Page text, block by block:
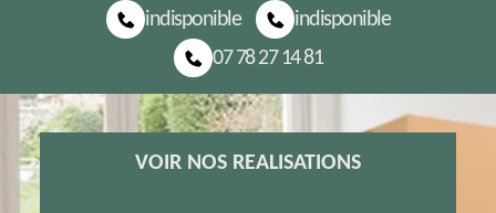
indisponible
indisponible
07 78 27 14 81
VOIR NOS REALISATIONS